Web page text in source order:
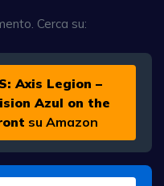
Cerca su:
Axis Legion –
Azul on the
su Amazon